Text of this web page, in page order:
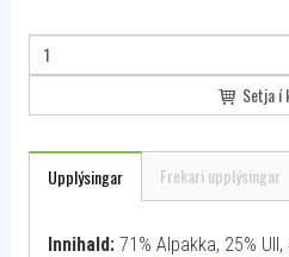
Setja í
Upplýsingar Frekari upplýsingar
Innihald:71% Alpakka, 25% Ull,